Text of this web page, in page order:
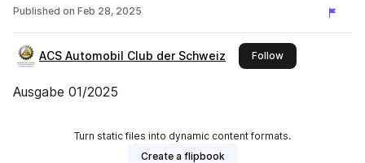
Published on Feb 28, 2025
ACS Automobil Club der Schweiz Followthis publisher
Ausgabe 01/2025
Turn static files into dynamic content formats.
Create a flipbook